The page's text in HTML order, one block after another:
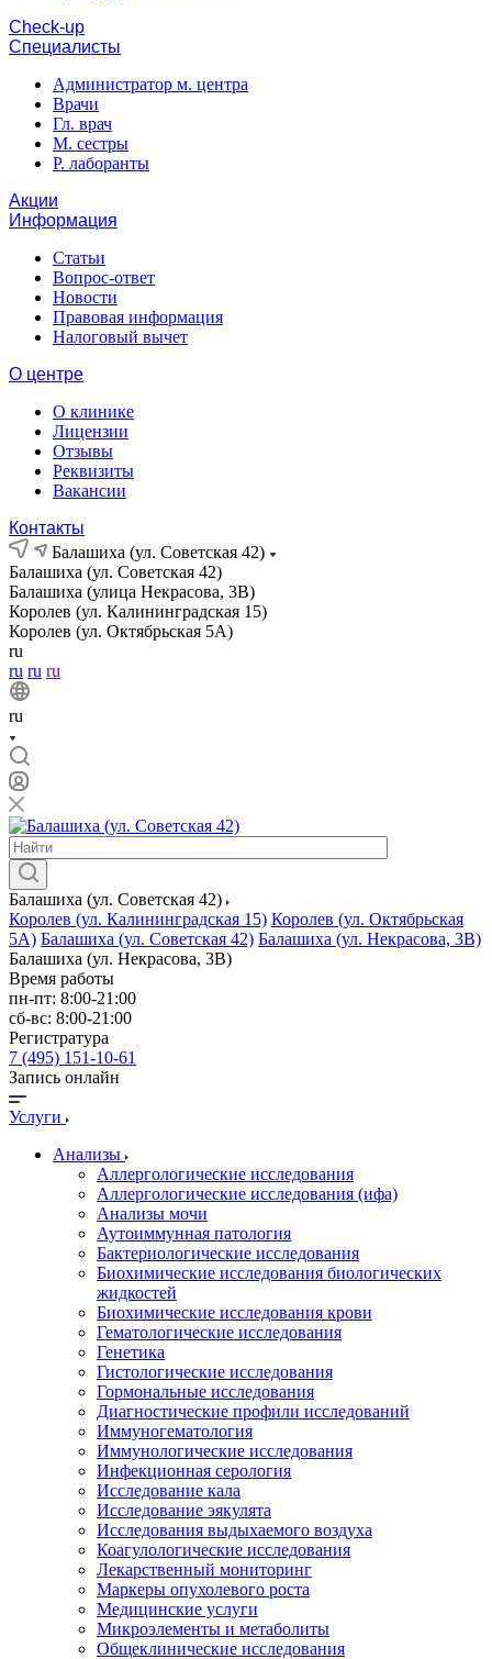
Cheсk-up
Специалисты
Администратор м. центра
Врачи
Гл. врач
М. сестры
Р. лаборанты
Акции
Информация
Статьи
Вопрос-ответ
Новости
Правовая информация
Налоговый вычет
О центре
О клинике
Лицензии
Отзывы
Реквизиты
Вакансии
Контакты
Балашиха (ул. Советская 42)
Балашиха (ул. Советская 42)
Балашиха (улица Некрасова, 3В)
Королев (ул. Калининградская 15)
Королев (ул. Октябрьская 5А)
ru
ru ru ru
ru
Балашиха (ул. Советская 42)
Королев (ул. Калининградская 15) Королев (ул. Октябрьская
5А) Балашиха (ул. Советская 42) Балашиха (ул. Некрасова, 3В)
Балашиха (ул. Некрасова, 3В)
Время работы
пн-пт: 8:00-21:00
сб-вс: 8:00-21:00
Регистратура
7 (495) 151-10-61
Запись онлайн
Услуги
Анализы
Аллергологические исследования
Аллергологические исследования (ифа)
Анализы мочи
Аутоиммунная патология
Бактериологические исследования
Биохимические исследования биологических
жидкостей
Биохимические исследования крови
Гематологические исследования
Генетика
Гистологические исследования
Гормональные исследования
Диагностические профили исследований
Иммуногематология
Иммунологические исследования
Инфекционная серология
Исследование кала
Исследование эякулята
Исследования выдыхаемого воздуха
Коагулологические исследования
Лекарственный мониторинг
Маркеры опухолевого роста
Медицинские услуги
Микроэлементы и метаболиты
Общеклинические исследования